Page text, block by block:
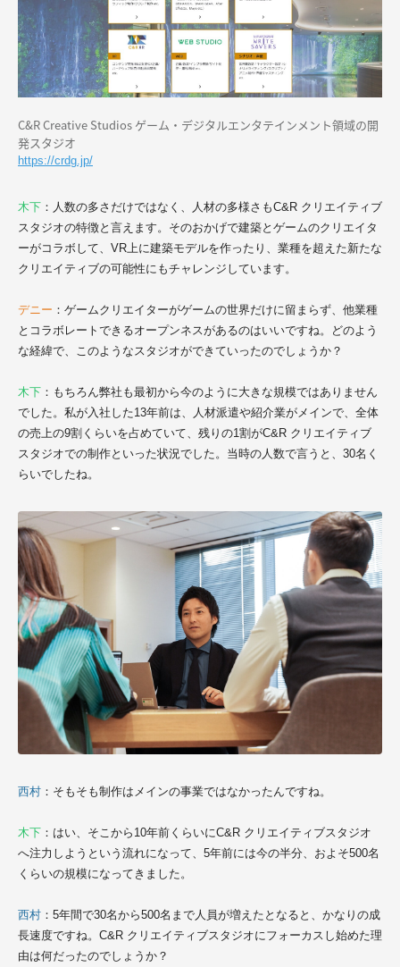
C&R Creative Studios ゲーム・デジタルエンタテインメント領域の開
発スタジオ
https://crdg.jp/
木下 ：人数の多さだけではなく、人材の多様さもC&R クリエイティブ
スタジオの特徴と言えます。そのおかげで建築とゲームのクリエイタ
ーがコラボして、VR上に建築モデルを作ったり、業種を超えた新たな
クリエイティブの可能性にもチャレンジしています。
デニー ：ゲームクリエイターがゲームの世界だけに留まらず、他業種
とコラボレートできるオープンネスがあるのはいいですね。どのよう
な経緯で、このようなスタジオができていったのでしょうか？
木下 ：もちろん弊社も最初から今のように大きな規模ではありません
でした。私が入社した13年前は、人材派遣や紹介業がメインで、全体
の売上の9割くらいを占めていて、残りの1割がC&R クリエイティブ
スタジオでの制作といった状況でした。当時の人数で言うと、30名く
らいでしたね。
西村 ：そもそも制作はメインの事業ではなかったんですね。
木下 ：はい、そこから10年前くらいにC&R クリエイティブスタジオ
へ注力しようという流れになって、5年前には今の半分、およそ500名
くらいの規模になってきました。
西村 ：5年間で30名から500名まで人員が増えたとなると、かなりの成
長速度ですね。C&R クリエイティブスタジオにフォーカスし始めた理
由は何だったのでしょうか？